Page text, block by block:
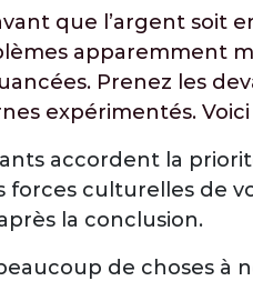
que l’argent
apparemment
Prenez les
expérimentés.
accordent la
culturelles de
la conclusion.
de choses à